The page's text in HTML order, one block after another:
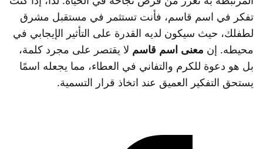
تفكر في اسم قاسم، فأنت تستثمر في مستقبل مشرق
لطفلك، حيث سيكون لديه القدرة على التأثير الإيجابي في
محيطه. إن معنى اسم قاسم لا يقتصر على مجرد كلمة،
بل هو دعوة للكرم والتفاني في العطاء، مما يجعله اسمًا
يستحق التفكير العميق عند اتخاذ قرار التسمية.